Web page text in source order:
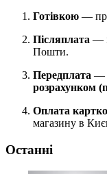
Готівкою —
Післяплата —
Пошти.
Передплата —
розрахунком
Оплата
магазину в
Останні